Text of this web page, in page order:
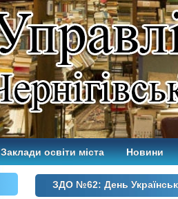
Заклади освіти міста Новини
ЗДО №62: День